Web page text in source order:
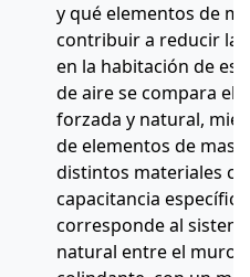
y qué elementos de
contribuir a reducir la
en la habitación de
de aire se compara el
forzada y natural,
de elementos de
distintos materiales
capacitancia
corresponde al
natural entre el muro